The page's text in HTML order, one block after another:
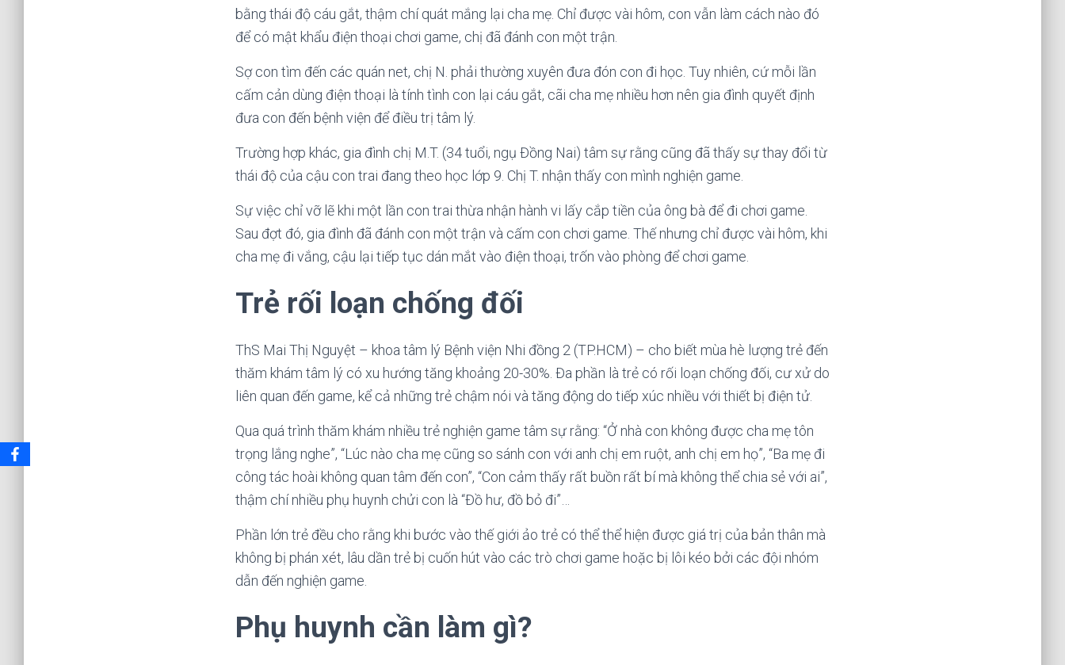
bằng thái độ cáu gắt, thậm chí quát mắng lại cha mẹ. Chỉ được vài hôm, con vẫn làm cách nào đó
để có mật khẩu điện thoại chơi game, chị đã đánh con một trận.
Sợ con tìm đến các quán net, chị N. phải thường xuyên đưa đón con đi học. Tuy nhiên, cứ mỗi lần
cấm cản dùng điện thoại là tính tình con lại cáu gắt, cãi cha mẹ nhiều hơn nên gia đình quyết định
đưa con đến bệnh viện để điều trị tâm lý.
Trường hợp khác, gia đình chị M.T. (34 tuổi, ngụ Đồng Nai) tâm sự rằng cũng đã thấy sự thay đổi từ
thái độ của cậu con trai đang theo học lớp 9. Chị T. nhận thấy con mình nghiện game.
Sự việc chỉ vỡ lẽ khi một lần con trai thừa nhận hành vi lấy cắp tiền của ông bà để đi chơi game.
Sau đợt đó, gia đình đã đánh con một trận và cấm con chơi game. Thế nhưng chỉ được vài hôm, khi
cha mẹ đi vắng, cậu lại tiếp tục dán mắt vào điện thoại, trốn vào phòng để chơi game.
Trẻ rối loạn chống đối
ThS Mai Thị Nguyệt – khoa tâm lý Bệnh viện Nhi đồng 2 (TP.HCM) – cho biết mùa hè lượng trẻ đến
thăm khám tâm lý có xu hướng tăng khoảng 20-30%. Đa phần là trẻ có rối loạn chống đối, cư xử do
liên quan đến game, kể cả những trẻ chậm nói và tăng động do tiếp xúc nhiều với thiết bị điện tử.
Qua quá trình thăm khám nhiều trẻ nghiện game tâm sự rằng: “Ở nhà con không được cha mẹ tôn
trọng lắng nghe”, “Lúc nào cha mẹ cũng so sánh con với anh chị em ruột, anh chị em họ”, “Ba mẹ đi
công tác hoài không quan tâm đến con”, “Con cảm thấy rất buồn rất bí mà không thể chia sẻ với ai”,
thậm chí nhiều phụ huynh chửi con là “Đồ hư, đồ bỏ đi”…
Phần lớn trẻ đều cho rằng khi bước vào thế giới ảo trẻ có thể thể hiện được giá trị của bản thân mà
không bị phán xét, lâu dần trẻ bị cuốn hút vào các trò chơi game hoặc bị lôi kéo bởi các đội nhóm
dẫn đến nghiện game.
Phụ huynh cần làm gì?